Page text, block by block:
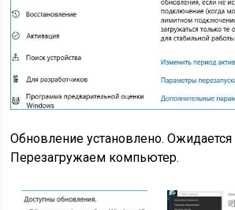
Обновление установлено. Ожидается
Перезагружаем компьютер.